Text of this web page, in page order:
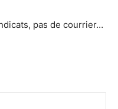
pas de courrier…